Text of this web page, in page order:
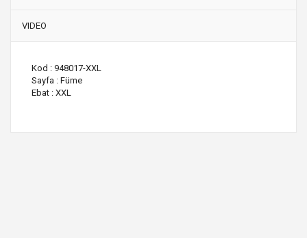
VIDEO
Kod : 948017-XXL
Sayfa : Füme
Ebat : XXL